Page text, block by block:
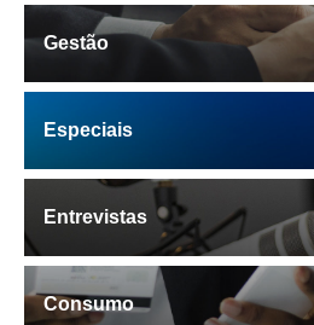
Gestão
Especiais
Entrevistas
Consumo